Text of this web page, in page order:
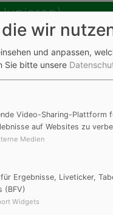
Möchten Sie vonBFV
dauerhaft
wir
und anpassen,
Sie bitte unsere
Video-Sharing-Plattform
auf Websites zu
Medien
Ergebnisse, Liveticker,
(BFV)
Widgets